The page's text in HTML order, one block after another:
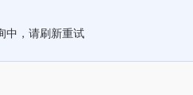
中，请刷新重试